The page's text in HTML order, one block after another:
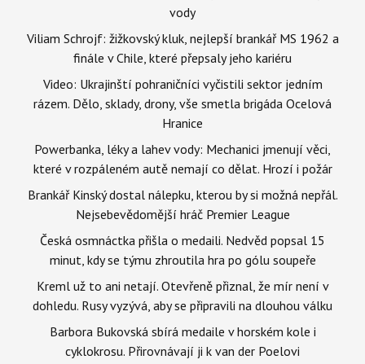
vody
Viliam Schrojf: žižkovský kluk, nejlepší brankář MS 1962 a
finále v Chile, které přepsaly jeho kariéru
Video: Ukrajinští pohraničníci vyčistili sektor jedním
rázem. Dělo, sklady, drony, vše smetla brigáda Ocelová
Hranice
Powerbanka, léky a lahev vody: Mechanici jmenují věci,
které v rozpáleném autě nemají co dělat. Hrozí i požár
Brankář Kinský dostal nálepku, kterou by si možná nepřál.
Nejsebevědomější hráč Premier League
Česká osmnáctka přišla o medaili. Nedvěd popsal 15
minut, kdy se týmu zhroutila hra po gólu soupeře
Kreml už to ani netají. Otevřeně přiznal, že mír není v
dohledu. Rusy vyzývá, aby se připravili na dlouhou válku
Barbora Bukovská sbírá medaile v horském kole i
cyklokrosu. Přirovnávají ji k van der Poelovi